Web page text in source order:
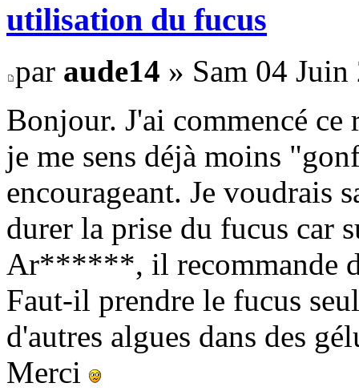
utilisation du fucus
par aude14 » Sam 04
Bonjour. J'ai commencé ce
je me sens déjà moins
encourageant. Je voudrais
durer la prise du fucus car
Ar******, il recommande
Faut-il prendre le fucus
d'autres algues dans des
Merci